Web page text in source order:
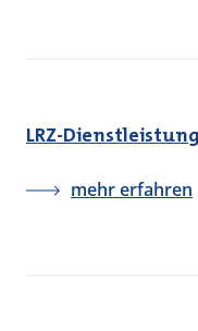
LRZ-
mehr erfahren